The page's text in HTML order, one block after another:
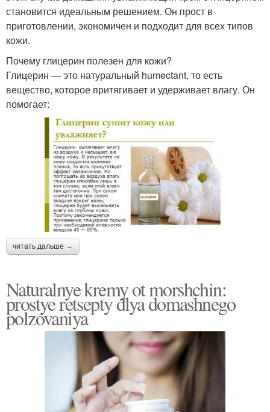
становится идеальным решением. Он прост в
приготовлении, экономичен и подходит для всех типов
кожи.
Почему глицерин полезен для кожи?
Глицерин — это натуральный humectant, то есть
вещество, которое притягивает и удерживает влагу. Он
помогает:
читать дальше →
Naturalnye kremy ot morshchin:
prostye retsepty dlya domashnego
polzovaniya